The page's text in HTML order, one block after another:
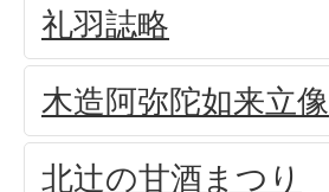
礼羽誌略
木造阿弥陀如来立像
北辻の甘酒まつり